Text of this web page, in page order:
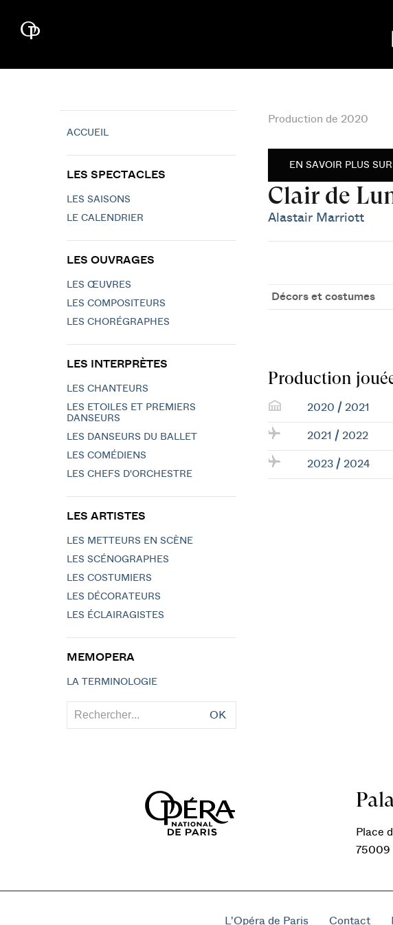
Production de 2020
EN SAVOIR PLUS
Clair de
Alastair Marriott
Décors et costumes
Production
2020 / 2021
2021 / 2022
2023 / 2024
ACCUEIL
LES SPECTACLES
LES SAISONS
LE CALENDRIER
LES OUVRAGES
LES ŒUVRES
LES COMPOSITEURS
LES CHORÉGRAPHES
LES INTERPRÈTES
LES CHANTEURS
LES ETOILES ET PREMIERS
DANSEURS
LES DANSEURS DU BALLET
LES COMÉDIENS
LES CHEFS D'ORCHESTRE
LES ARTISTES
LES METTEURS EN SCÈNE
LES SCÉNOGRAPHES
LES COSTUMIERS
LES DÉCORATEURS
LES ÉCLAIRAGISTES
MEMOPERA
LA TERMINOLOGIE
OK
Place
75009
L'Opéra de Paris Contact